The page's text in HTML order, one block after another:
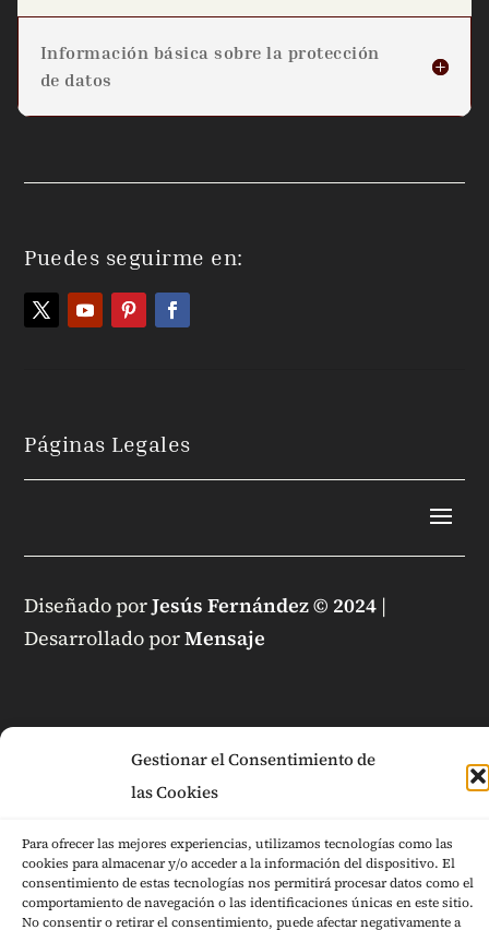
Gestionar el Consentimiento de
las Cookies
Para ofrecer las mejores experiencias, utilizamos tecnologías como las
cookies para almacenar y/o acceder a la información del dispositivo. El
consentimiento de estas tecnologías nos permitirá procesar datos como el
comportamiento de navegación o las identificaciones únicas en este sitio.
No consentir o retirar el consentimiento, puede afectar negativamente a
Información básica sobre la protección
de datos
Puedes seguirme en:
Páginas Legales
Diseñado porJesús Fernández © 2024 |
Desarrollado porMensaje